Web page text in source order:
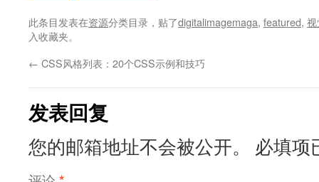
此条目发表在资源分类目录，贴了digitalimagemaga, featured,
入收藏夹。
← CSS风格列表：20个CSS示例和技巧
发表回复
您的邮箱地址不会被公开。 必填项